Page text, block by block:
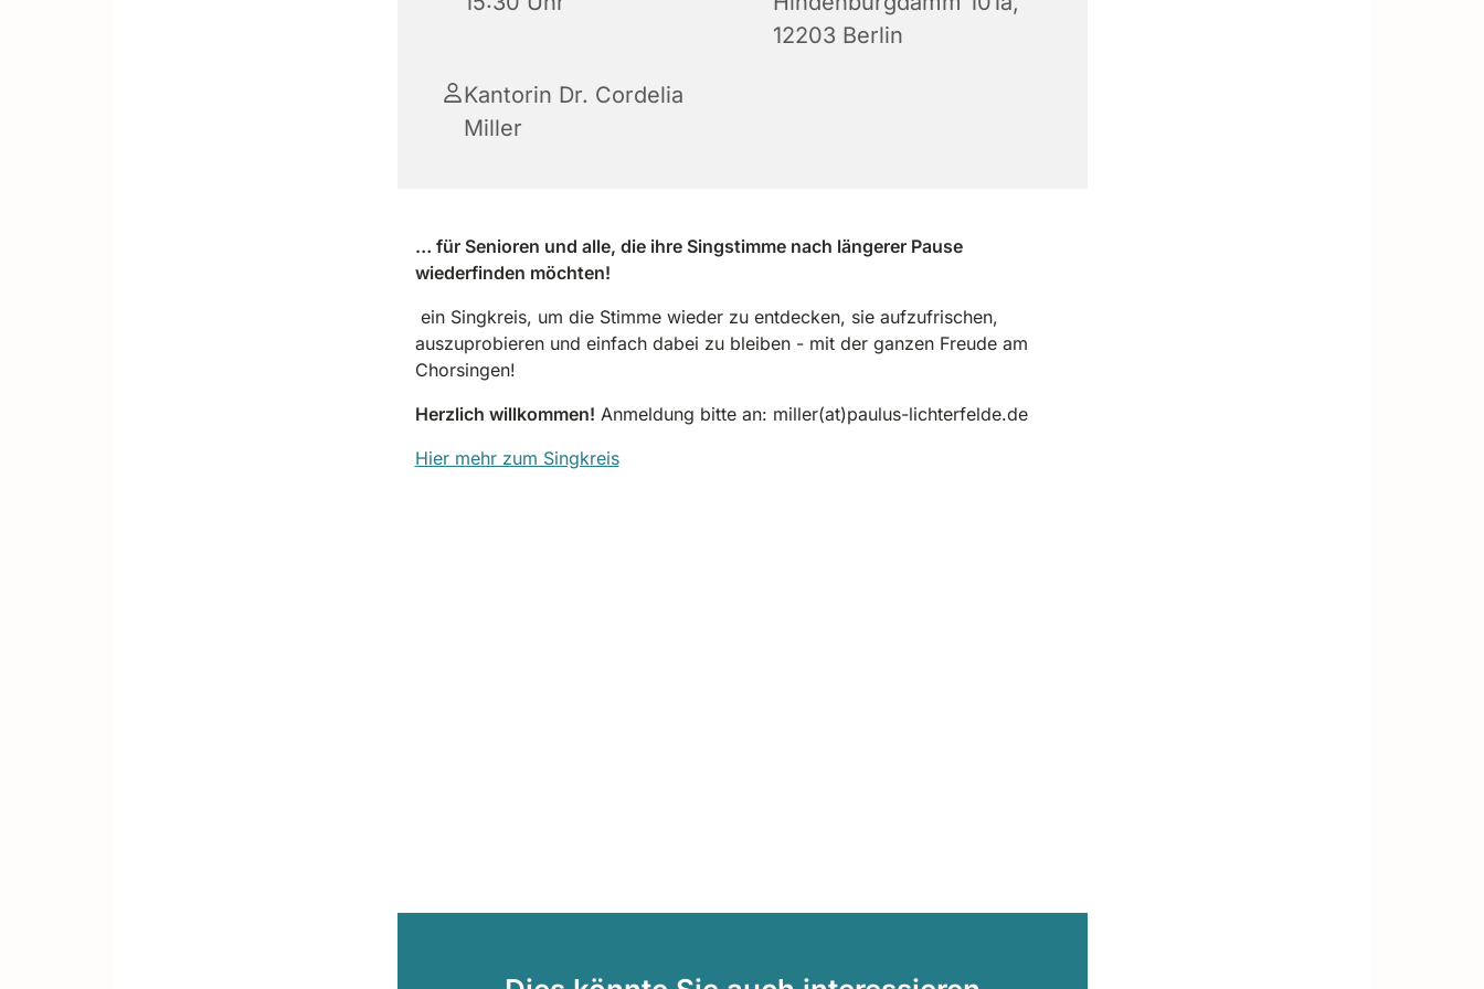
12203 Berlin
Kantorin Dr. Cordelia
Miller
… für Senioren und alle, die ihre Singstimme nach längerer Pause
wiederfinden möchten!
ein Singkreis, um die Stimme wieder zu entdecken, sie aufzufrischen,
auszuprobieren und einfach dabei zu bleiben - mit der ganzen Freude am
Chorsingen!
Herzlich willkommen! Anmeldung bitte an: miller(at)paulus-lichterfelde.de
Hier mehr zum Singkreis